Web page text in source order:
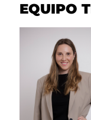
EQUIPO